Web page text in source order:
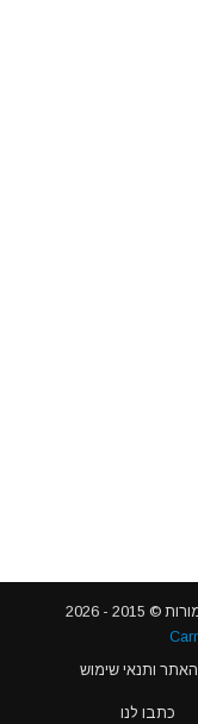
פסטיבלים וקרנבלים בעולם - כל הזכויות שמורות © 2015 - 2026
האתר ותנאי שימוש
כתבו לנו